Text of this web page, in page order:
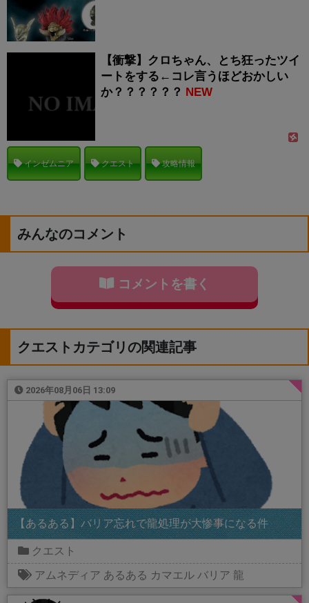
【衝撃】クロちゃん、とち狂ったツイ
ートをする←コレ言うほどおかしい
か？？？？？？ NEW
インゼムニア クエスト 攻略情報
みんなのコメント
コメントを書く
クエストカテゴリの関連記事
2026年08月06日 13:09
【あるある】バリア忘れで龍処理が大惨事になる件
クエスト
アムネディア あるある カマエル バリア 龍